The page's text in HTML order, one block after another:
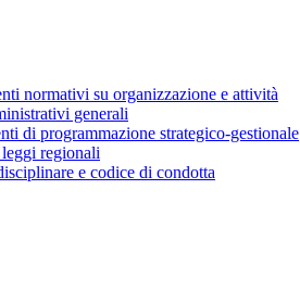
normativi su organizzazione e attività
generali
di programmazione strategico-gestionale
leggi regionali
e codice di condotta